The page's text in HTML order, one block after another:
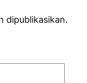
dipublikasikan.